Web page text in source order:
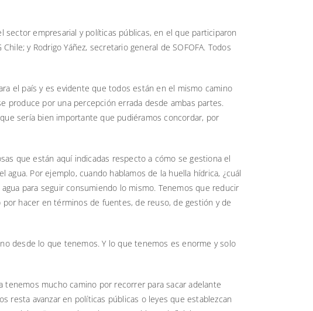
empresarial y políticas públicas, en el que participaron
y Rodrigo Yáñez, secretario general de SOFOFA. Todos
el país y es evidente que todos están en el mismo camino
produce por una percepción errada desde ambas partes.
sería bien importante que pudiéramos concordar, por
que están aquí indicadas respecto a cómo se gestiona el
Por ejemplo, cuando hablamos de la huella hídrica, ¿cuál
para seguir consumiendo lo mismo. Tenemos que reducir
hacer en términos de fuentes, de reuso, de gestión y de
desde lo que tenemos. Y lo que tenemos es enorme y solo
tenemos mucho camino por recorrer para sacar adelante
resta avanzar en políticas públicas o leyes que establezcan